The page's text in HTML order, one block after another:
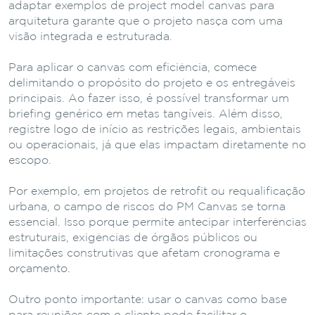
adaptar exemplos de project model canvas para
arquitetura garante que o projeto nasça com uma
visão integrada e estruturada.
Para aplicar o canvas com eficiência, comece
delimitando o propósito do projeto e os entregáveis
principais. Ao fazer isso, é possível transformar um
briefing genérico em metas tangíveis. Além disso,
registre logo de início as restrições legais, ambientais
ou operacionais, já que elas impactam diretamente no
escopo.
Por exemplo, em projetos de retrofit ou requalificação
urbana, o campo de riscos do PM Canvas se torna
essencial. Isso porque permite antecipar interferências
estruturais, exigências de órgãos públicos ou
limitações construtivas que afetam cronograma e
orçamento.
Outro ponto importante: usar o canvas como base